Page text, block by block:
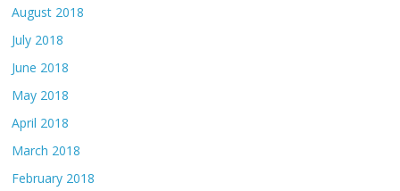
August 2018
July 2018
June 2018
May 2018
April 2018
March 2018
February 2018